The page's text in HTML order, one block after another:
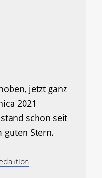
jetzt ganz
2021
schon seit
guten Stern.